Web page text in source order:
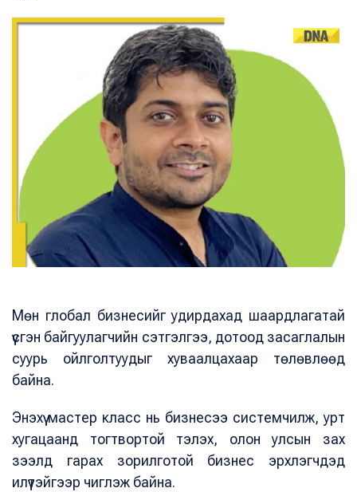
Мөн глобал бизнесийг удирдахад шаардлагатай
үүсгэн байгуулагчийн сэтгэлгээ, дотоод засаглалын
суурь ойлголтуудыг хуваалцахаар төлөвлөөд
байна.
Энэхүү мастер класс нь бизнесээ системчилж, урт
хугацаанд тогтвортой тэлэх, олон улсын зах
зээлд гарах зорилготой бизнес эрхлэгчдэд
илүүтэйгээр чиглэж байна.